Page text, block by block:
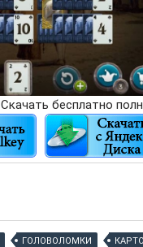
Скачать бесплатно
ГОЛОВОЛОМКИ